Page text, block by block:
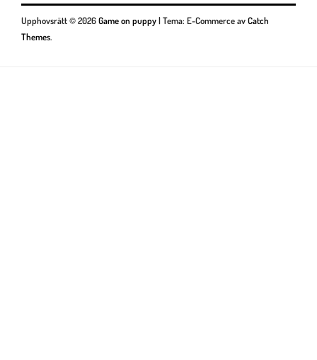
Upphovsrätt © 2026Game on puppy|Tema: E-Commerce avCatch
Themes.